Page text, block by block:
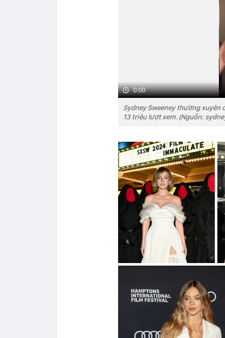
0:00
Sydney Sweeney thường
13 triệu lượt xem. (Nguồn: